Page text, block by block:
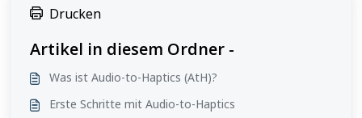
Drucken
Artikel in diesem Ordner -
Was ist Audio-to-Haptics (AtH)?
Erste Schritte mit Audio-to-Haptics